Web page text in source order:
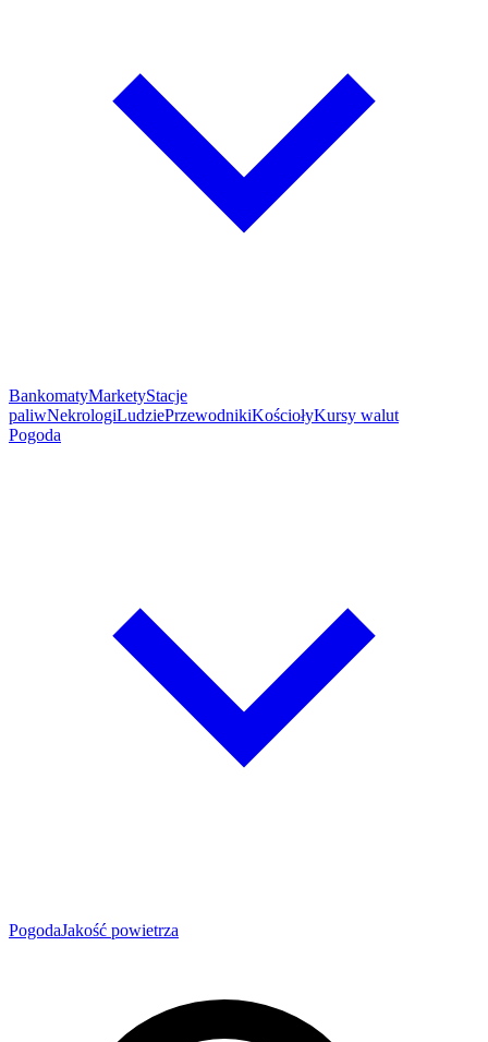
BankomatyMarketyStacje
paliwNekrologiLudziePrzewodnikiKościołyKursy walut
Pogoda
PogodaJakość powietrza